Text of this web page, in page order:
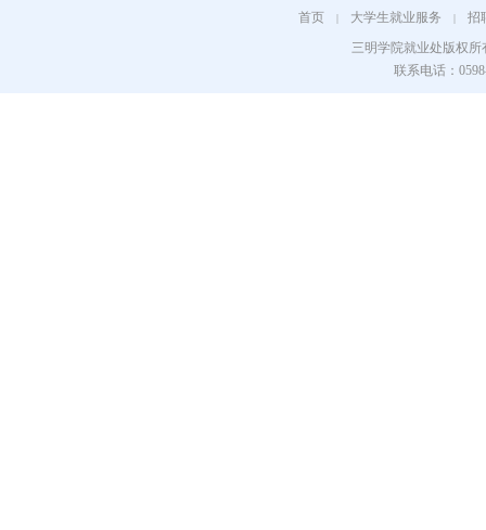
首页 | 大学生就业服务 |
招
三明学院就业处版权
联系电话：